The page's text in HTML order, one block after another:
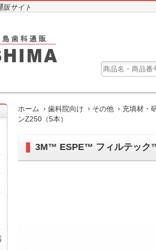
販サイト
ホーム 歯科院向け その他 充填材・
ンZ250（5本）
3M™ ESPE™ フィルテック™